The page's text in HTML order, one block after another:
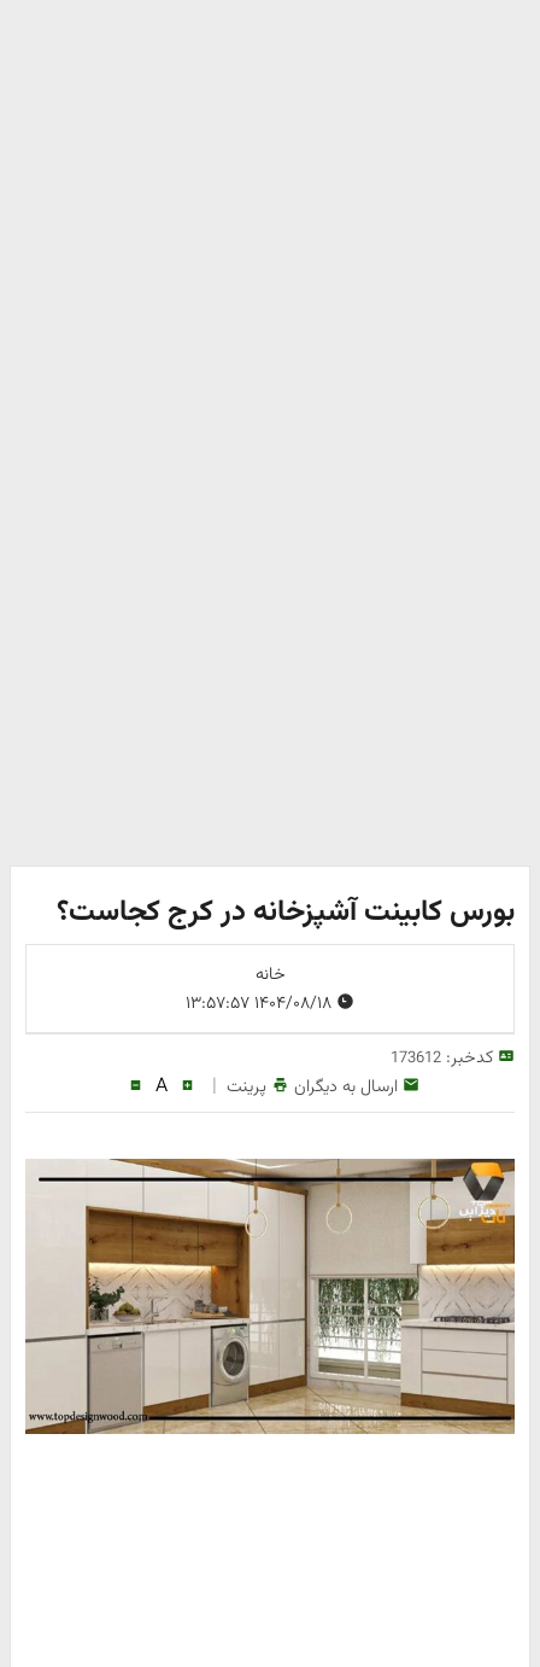
بورس کابینت آشپزخانه در کرج کجاست؟
خانه
کدخبر:173612
ارسال به دیگران پرینت |
A